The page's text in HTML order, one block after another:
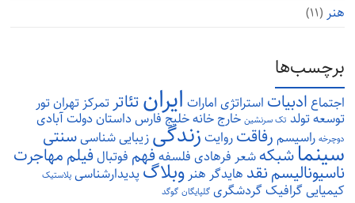
هنر (۱۱)
برچسب‌ها
اجتماعادبیات استراتژیامارات ایرانتئاترتمرکزتهرانتور
توسعهتولد تک سرنشین خارجخانهخلیج فارسداستاندولت آبادی
دوچرخه راسیسمرفاقتروایتزندگیزیبایی شناسیسنتی
سینماشبکهشعرفرهادیفلسفهفهم فوتبالفیلممهاجرت
ناسیونالیسمنقد هایدگرهنروبلاگپدیدارشناسی پلاستیک
کیمیاییگرافیکگردشگری گلپایگان گوگد